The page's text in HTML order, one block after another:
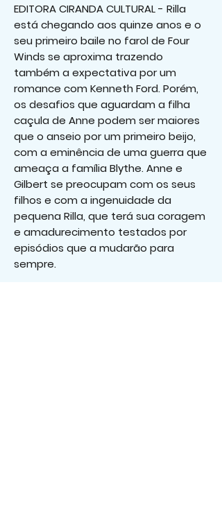
EDITORA CIRANDA CULTURAL - Rilla
está chegando aos quinze anos e o
seu primeiro baile no farol de Four
Winds se aproxima trazendo
também a expectativa por um
romance com Kenneth Ford. Porém,
os desafios que aguardam a filha
caçula de Anne podem ser maiores
que o anseio por um primeiro beijo,
com a eminência de uma guerra que
ameaça a família Blythe. Anne e
Gilbert se preocupam com os seus
filhos e com a ingenuidade da
pequena Rilla, que terá sua coragem
e amadurecimento testados por
episódios que a mudarão para
sempre.